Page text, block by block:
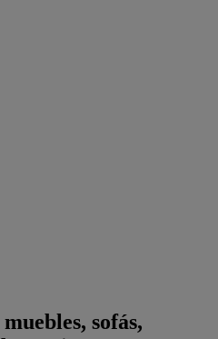
sofás,